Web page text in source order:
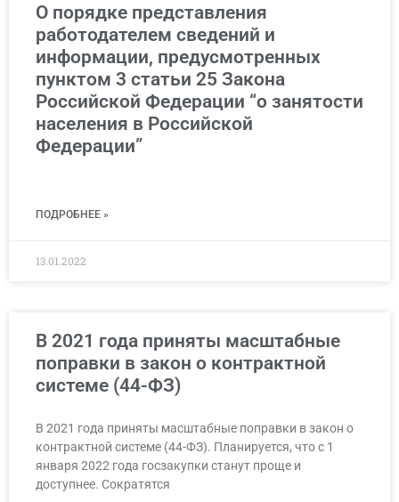
О порядке представления
работодателем сведений и
информации, предусмотренных
пунктом 3 статьи 25 Закона
Российской Федерации “о занятости
населения в Российской
Федерации”
ПОДРОБНЕЕ »
13.01.2022
В 2021 года приняты масштабные
поправки в закон о контрактной
системе (44-ФЗ)
В 2021 года приняты масштабные поправки в закон о
контрактной системе (44-ФЗ). Планируется, что с 1
января 2022 года госзакупки станут проще и
доступнее. Сократятся